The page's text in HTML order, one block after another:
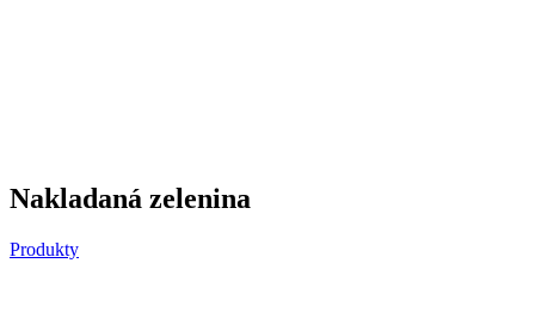
Nakladaná zelenina
Produkty